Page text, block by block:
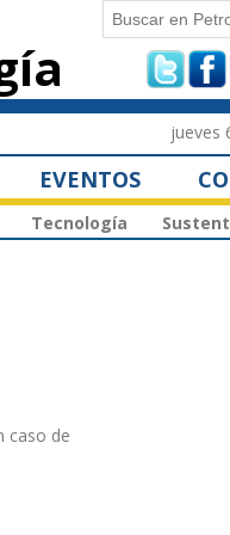
Buscar
jueves
EVENTOS
Tecnología
caso de